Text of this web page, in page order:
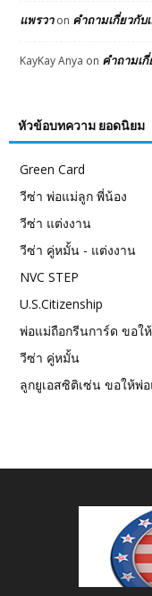
แพรวาon คำถามเกี่ยวกับ
KayKay Anya on คำถามเ
หัวข้อบทความ ยอดนิยม
Green Card
วีซ่า พ่อแม่ลูก พี่น้อง
วีซ่า แต่งงาน
วีซ่า คู่หมั้น - แต่งงาน
NVC STEP
U.S.Citizenship
พ่อแม่ถือกรีนการ์ด ขอใ
วีซ่า คู่หมั้น
ลูกยูเอสซิติเซ่น ขอให้พ่